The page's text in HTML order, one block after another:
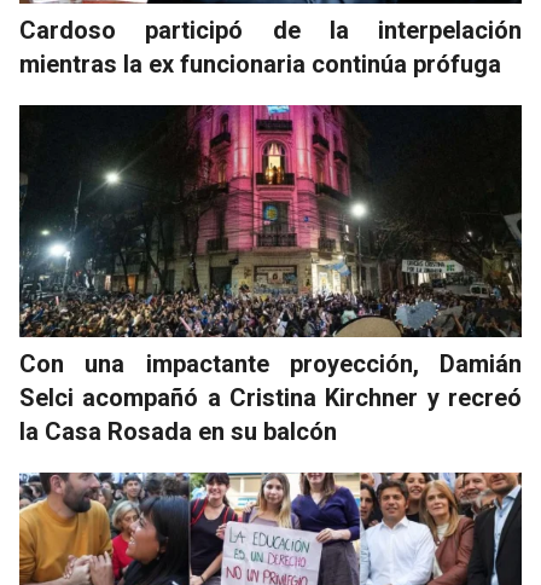
Cardoso participó de la interpelación
mientras la ex funcionaria continúa prófuga
Con una impactante proyección, Damián
Selci acompañó a Cristina Kirchner y recreó
la Casa Rosada en su balcón